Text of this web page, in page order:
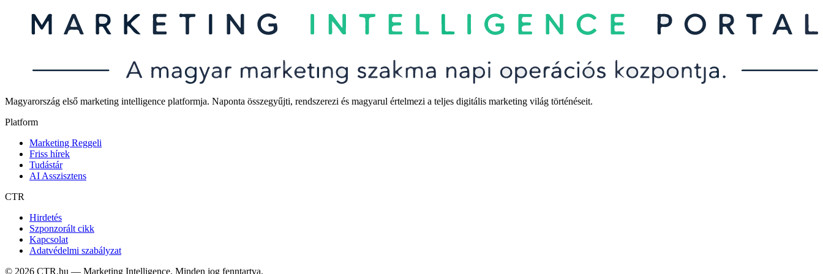
Magyarország első marketing intelligence platformja. Naponta összegyűjti, rendszerezi és magyarul értelmezi a teljes digitális marketing világ történéseit.
Platform
Marketing Reggeli
Friss hírek
Tudástár
AI Asszisztens
CTR
Hirdetés
Szponzorált cikk
Kapcsolat
Adatvédelmi szabályzat
© 2026 CTR.hu — Marketing Intelligence. Minden jog fenntartva.